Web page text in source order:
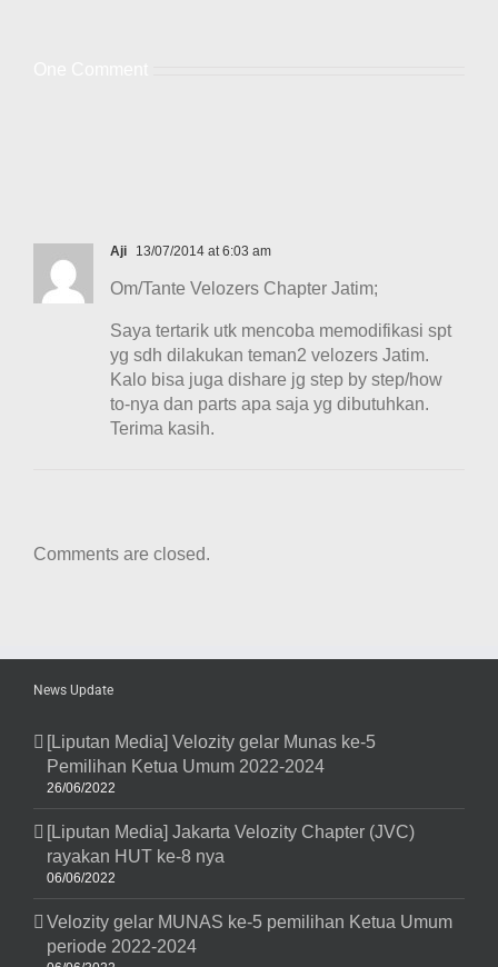
Aji 13/07/2014 at 6:03 am
Om/Tante Velozers Chapter Jatim;
Saya tertarik utk mencoba memodifikasi spt
yg sdh dilakukan teman2 velozers Jatim.
Kalo bisa juga dishare jg step by step/how
to-nya dan parts apa saja yg dibutuhkan.
Terima kasih.
Comments are closed.
News Update
[Liputan Media] Velozity gelar Munas ke-5
Pemilihan Ketua Umum 2022-2024
26/06/2022
[Liputan Media] Jakarta Velozity Chapter (JVC)
rayakan HUT ke-8 nya
06/06/2022
Velozity gelar MUNAS ke-5 pemilihan Ketua Umum
periode 2022-2024